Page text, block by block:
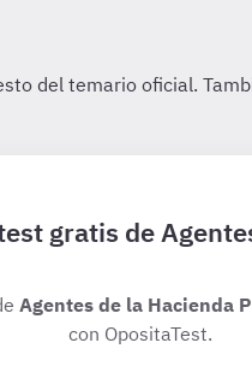
gratis de
Agentes de la Hacienda
con OpositaTest.